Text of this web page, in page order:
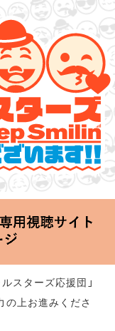
す!!～」
ナ
スターズ応援団」
上お進みくださ